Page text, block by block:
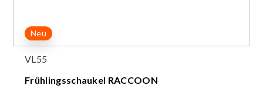
Neu
VL55
Frühlingsschaukel RACCOON